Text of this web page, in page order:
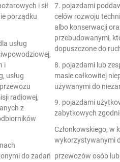
i sił
porządku
usług
i
usług
radiowej,
z
do zadań
7. pojazdami
celów rozwoju
albo konserwacji
przebudowanymi,
dopuszczone do
8. pojazdami lub
masie całkowitej
używanymi do
9. pojazdami
zabytkowych
Członkowskiego, w
wykorzystywanymi
przewozów osób